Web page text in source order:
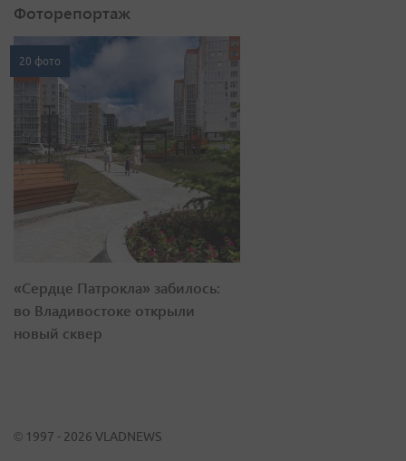
Фоторепортаж
20 фото
«Сердце Патрокла» забилось:
во Владивостоке открыли
новый сквер
© 1997 - 2026 VLADNEWS